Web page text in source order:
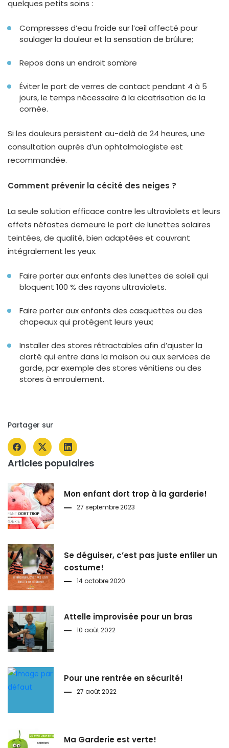
quelques petits soins :
Compresses d’eau froide sur l’œil affecté pour
soulager la douleur et la sensation de brûlure;
Repos dans un endroit sombre
Éviter le port de verres de contact pendant 4 à 5
jours, le temps nécessaire à la cicatrisation de la
cornée.
Si les douleurs persistent au-delà de 24 heures, une
consultation auprès d’un ophtalmologiste est
recommandée.
Comment prévenir la cécité des neiges ?
La seule solution efficace contre les ultraviolets et leurs
effets néfastes demeure le port de lunettes solaires
teintées, de qualité, bien adaptées et couvrant
intégralement les yeux.
Faire porter aux enfants des lunettes de soleil qui
bloquent 100 % des rayons ultraviolets.
Faire porter aux enfants des casquettes ou des
chapeaux qui protègent leurs yeux;
Installer des stores rétractables afin d’ajuster la
clarté qui entre dans la maison ou aux services de
garde, par exemple des stores vénitiens ou des
stores à enroulement.
Partager sur
Articles populaires
Mon enfant dort trop à la garderie!
27 septembre 2023
Se déguiser, c’est pas juste enfiler un
costume!
14 octobre 2020
Attelle improvisée pour un bras
10 août 2022
Pour une rentrée en sécurité!
27 août 2022
Ma Garderie est verte!